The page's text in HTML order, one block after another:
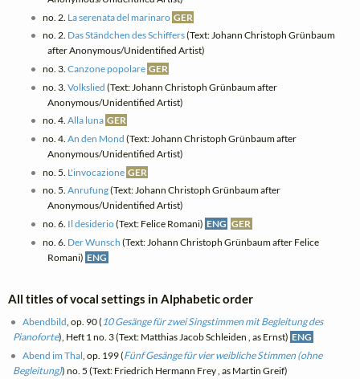
no. 2. La serenata del marinaro GER
no. 2. Das Ständchen des Schiffers(Text: Johann Christoph Grünbaum
after Anonymous/Unidentified Artist)
no. 3. Canzone popolare GER
no. 3. Volkslied (Text: Johann Christoph Grünbaum after
Anonymous/Unidentified Artist)
no. 4. Alla luna GER
no. 4. An den Mond (Text: Johann Christoph Grünbaum after
Anonymous/Unidentified Artist)
no. 5. L'invocazione GER
no. 5. Anrufung(Text: Johann Christoph Grünbaum after
Anonymous/Unidentified Artist)
no. 6. Il desiderio(Text: Felice Romani) ENG GER
no. 6. Der Wunsch (Text: Johann Christoph Grünbaum after Felice
Romani) ENG
All titles of vocal settings in Alphabetic order
Abendbild, op. 90 ( 10 Gesänge für zwei Singstimmen mit Begleitung des
Pianoforte), Heft 1 no. 3 (Text: Matthias Jacob Schleiden , as Ernst) ENG
Abend im Thal , op. 199 (Fünf Gesänge für vier weibliche Stimmen (ohne
Begleitung)) no. 5 (Text: Friedrich Hermann Frey , as Martin Greif)